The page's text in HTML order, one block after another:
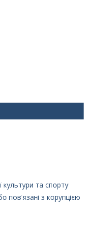
культури та спорту
пов'язані з корупцією